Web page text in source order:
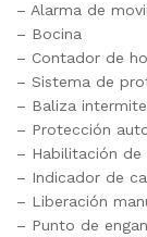
– Alarma de
– Bocina
– Contador de
– Sistema de
– Baliza
– Protección
– Habilitación de
– Indicador de
– Liberación
– Punto de